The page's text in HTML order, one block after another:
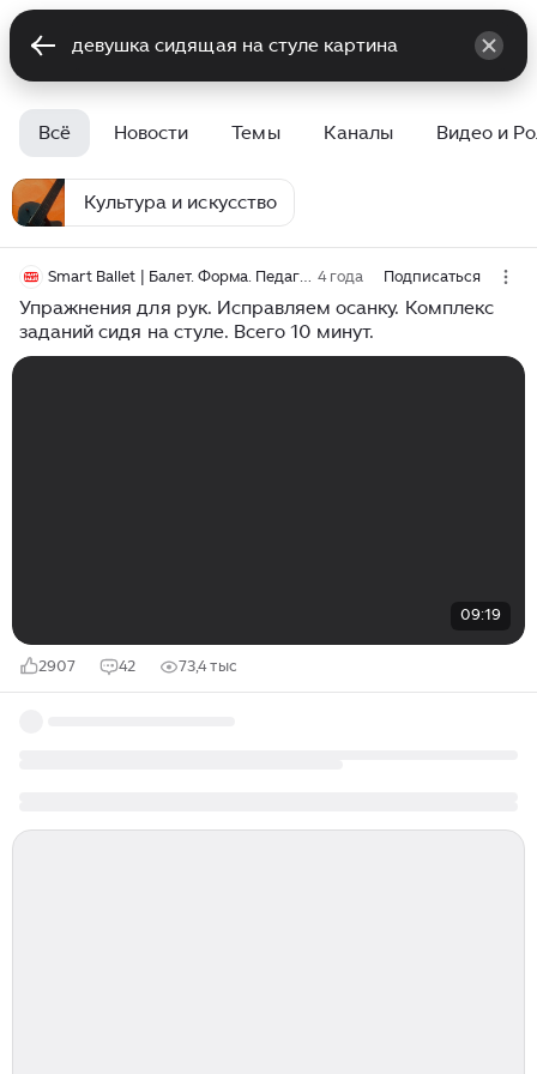
Всё Новости Темы Каналы Видео и
Культура и искусство
Smart Ballet | Балет. Форма. Педагогика 4 года Подписаться
Упражнения для рук. Исправляем осанку. Комплекс
заданий сидя на стуле. Всего 10 минут.
09:19
2907 42 73,4 тыс